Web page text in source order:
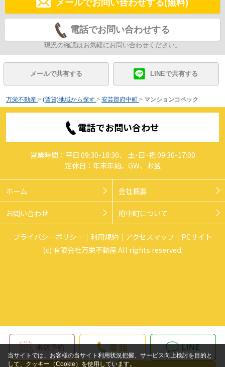
メールでお問い合わせする(無料)
電話でお問い合わせする
現況の確認はお気軽にお問い合わせください。
メールで共有する LINEで共有する
万栄不動産 > (賃貸)地域から探す > 安芸郡府中町 > マンションコペック
電話でお問い合わせ
営業時間：平日 09:30-18:30、 土･日･祝 09:30-17:00
定休日：年末年始、GW、お盆
ホーム 会社概要
お問い合わせ 府中町について
プライバシーポリシー 利用規約 アクセスマップ
PCサイト
(c) 有限会社万栄不動産 All rights reserved.
当サイトでは、お客様の当サイト利用状況把握、サービス向上検討を目的と
して、クッキー（Cookie）を使用しています。